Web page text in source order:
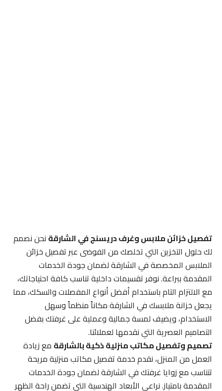
تفصيل خزائن ملابس وغرف دريسنج في الشارقةنحن نصمم
لك حلول التخزين التي تخلصك من الفوضى عبر تفصيل خزائن
الملابس المخصصة في الشارقة لضمان جودة الخدمات
المقدمة ببراعة. نوفر تقسيمات داخلية تناسب كافة احتياجاتك،
مع الالتزام التام باستخدام أفضل أنواع المفصلات والسكك، مما
يجعل خزانة ملابسك في الشارقة مكاناً منظماً وسهل
الاستخدام، ويضيف لمسة جمالية وعملية على غرفتك بفضل
التصاميم العصرية التي نقدمها لعملائنا.
تصميم وتفصيل مكاتب منزلية ذكية بالشارقةمع زيادة
العمل من المنزل، نقدم خدمة تفصيل مكاتب منزلية مريحة
تتناسب مع زوايا غرفتك في الشارقة لضمان جودة الخدمات
المقدمة بامتياز. نراعي الأبعاد الهندسية التي تضمن راحة الظهر